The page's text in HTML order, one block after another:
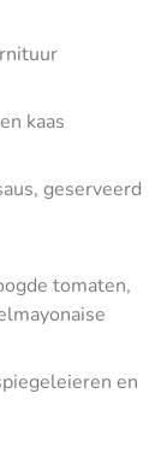
kaas
geserveerd
tomaten,
en